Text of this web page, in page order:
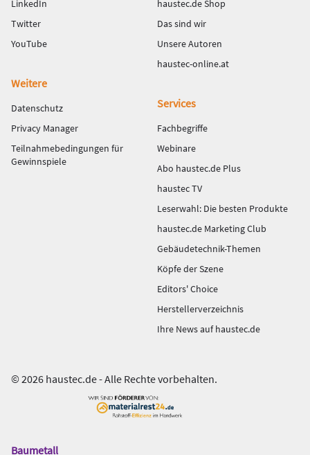
LinkedIn
Twitter
YouTube
haustec.de Shop
Das sind wir
Unsere Autoren
haustec-online.at
Weitere
Datenschutz
Privacy Manager
Teilnahmebedingungen für
Gewinnspiele
Services
Fachbegriffe
Webinare
Abo haustec.de Plus
haustec TV
Leserwahl: Die besten Produkte
haustec.de Marketing Club
Gebäudetechnik-Themen
Köpfe der Szene
Editors' Choice
Herstellerverzeichnis
Ihre News auf haustec.de
© 2026 haustec.de - Alle Rechte vorbehalten.
Baumetall